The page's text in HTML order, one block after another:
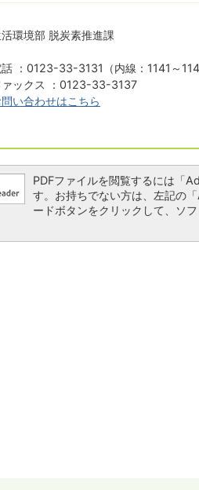
環境部 脱炭素推進課
話 ：0123-33-3131（内線：1141～
ァックス ：0123-33-3137
い合わせはこちら
PDFファイルを閲覧するには「
す。お持ちでない方は、左記の
ードボタンをクリックして、ソ